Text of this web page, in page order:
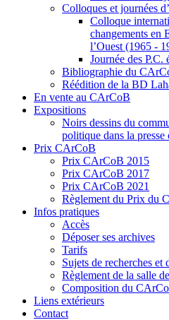
Colloques et journées
Colloque
changements en
l’Ouest (1965 -
Journée des P.C.
Bibliographie du
Réédition de la BD
En vente au CArCoB
Expositions
Noirs dessins du
politique dans la
Prix CArCoB
Prix CArCoB 2015
Prix CArCoB 2017
Prix CArCoB 2021
Règlement du Prix du
Infos pratiques
Accès
Déposer ses archives
Tarifs
Sujets de recherches et
Règlement de la salle
Composition du
Liens extérieurs
Contact